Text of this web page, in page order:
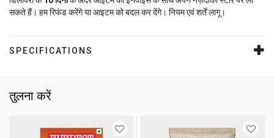
सकते हैं। हम रिफंड करेंगे या आइटम को बदल कर देंगे। नियम एवं शर्तें लागू।
SPECIFICATIONS
तुलना करें